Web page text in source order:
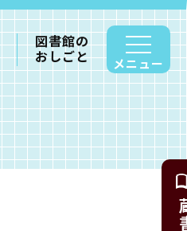
図書館の
おしごと メニュー